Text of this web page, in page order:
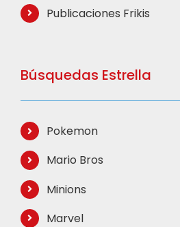
Publicaciones Frikis
Búsquedas Estrella
Pokemon
Mario Bros
Minions
Marvel